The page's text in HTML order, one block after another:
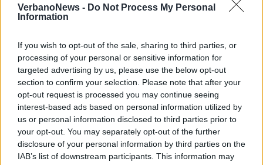
VerbanoNews - Do Not Process My Personal
Information
If you wish to opt-out of the sale, sharing to third parties, or
processing of your personal or sensitive information for
targeted advertising by us, please use the below opt-out
section to confirm your selection. Please note that after your
opt-out request is processed you may continue seeing
interest-based ads based on personal information utilized by
us or personal information disclosed to third parties prior to
your opt-out. You may separately opt-out of the further
disclosure of your personal information by third parties on the
IAB’s list of downstream participants. This information may
ferroviario che collegherà la Svizzera ed il
Malpensa e con il porto di Genova. La
Stazione internazionale di Luino verrebbe
quindi ad assumere un’importanza primaria
come scalo passeggeri e scalo tecnico di
merci sul tragitto, tale da rendere neppure
pensabile la chiusura di un reparto di